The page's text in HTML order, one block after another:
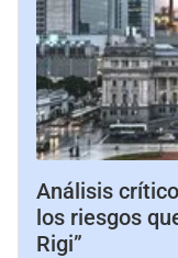
Análisis
los riesgos
Rigi”